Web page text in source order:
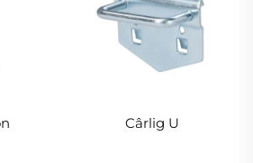
Cârlig U